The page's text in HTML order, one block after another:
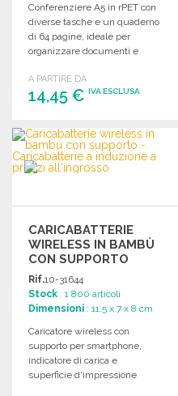
Conferenziere A5 in rPET con
diverse tasche e un quaderno
di 64 pagine, ideale per
organizzare documenti e
A PARTIRE DA
14,45 € IVA ESCLUSA
ORDINARE
Richiedi un preventivo
CARICABATTERIE
WIRELESS IN BAMBÙ
CON SUPPORTO
Rif.10-31644
Stock : 1 800 articoli
Dimensioni : 11.5 x 7 x 8 cm
Caricatore wireless con
supporto per smartphone,
indicatore di carica e
superficie d'impressione